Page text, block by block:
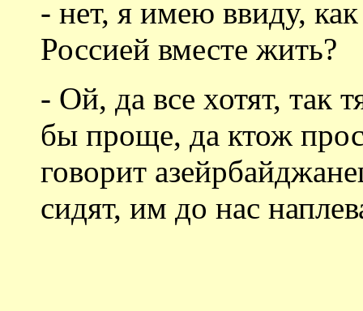
- нет, я имею ввиду,
Россией вместе жить?
- Ой, да все хотят, так
бы проще, да ктож
говорит
сидят, им до нас